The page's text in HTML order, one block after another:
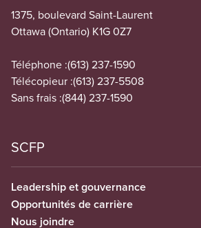
1375, boulevard Saint-Laurent
Ottawa (Ontario) K1G 0Z7
Téléphone :(613) 237-1590
Télécopieur :(613) 237-5508
Sans frais :(844) 237-1590
SCFP
Leadership et gouvernance
Opportunités de carrière
Nous joindre